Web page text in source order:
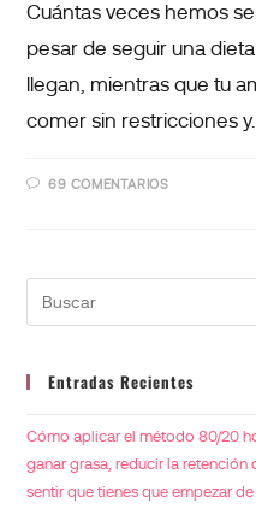
Cuántas veces hemos
pesar de seguir una
llegan, mientras que tu
comer sin restricciones
69 COMENTARIOS
Entradas Recientes
Cómo aplicar el método 80/20
ganar grasa, reducir la
sentir que tienes que empezar